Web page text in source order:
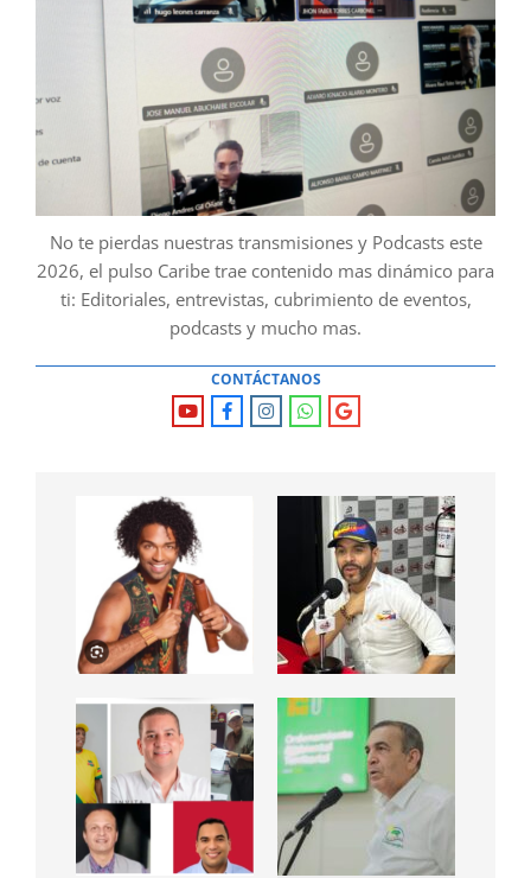
No te pierdas nuestras transmisiones y Podcasts este
2026, el pulso Caribe trae contenido mas dinámico para
ti: Editoriales, entrevistas, cubrimiento de eventos,
podcasts y mucho mas.
CONTÁCTANOS